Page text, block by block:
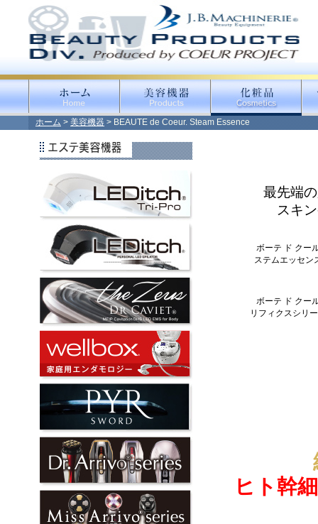
ホーム>美容機器> BEAUTE de Coeur. Steam Essence
最先端
スキ
ボーテ ド クー
ステムエッセン
ボーテ ド クー
リフィクスシリ
ヒト幹